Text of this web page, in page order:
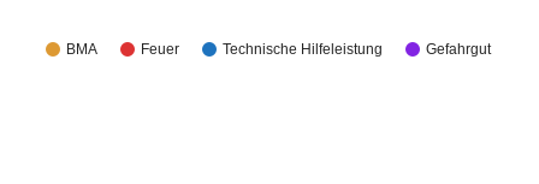
BMA Feuer Technische Hilfeleistung Gefahrgut